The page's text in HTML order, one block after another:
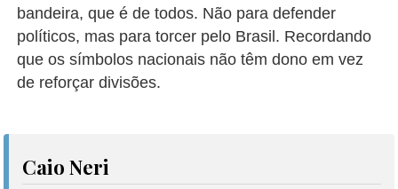
bandeira, que é de todos. Não para defender
políticos, mas para torcer pelo Brasil. Recordando
que os símbolos nacionais não têm dono em vez
de reforçar divisões.
Caio Neri